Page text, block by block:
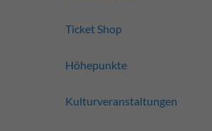
Ticket Shop
Höhepunkte
Kulturveranstaltungen